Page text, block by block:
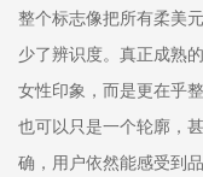
整个标志像把所有柔美
少了辨识度。真正成熟
女性印象，而是更在乎
也可以只是一个轮廓，
确，用户依然能感受到